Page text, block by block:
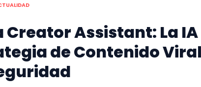
Creator Assistant: La
de Contenido